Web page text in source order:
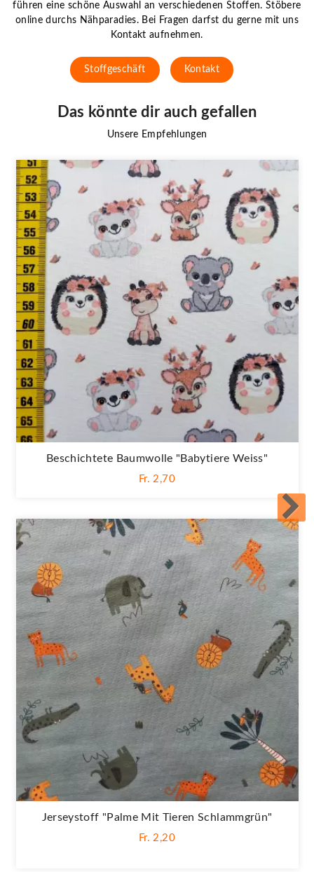
führen eine schöne Auswahl an verschiedenen Stoffen. Stöbere
online durchs Nähparadies. Bei Fragen darfst du gerne mit uns
Kontakt aufnehmen.
Stoffgeschäft Kontakt
Das könnte dir auch gefallen
Unsere Empfehlungen
Beschichtete Baumwolle "Babytiere Weiss"
Fr. 2,70
Jerseystoff "Palme Mit Tieren Schlammgrün"
Fr. 2,20